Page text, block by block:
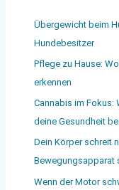
Übergewicht beim
Hundebesitzer
Pflege zu Hause:
erkennen
Cannabis im Fokus:
deine Gesundheit
Dein Körper schreit
Bewegungsapparat
Wenn der Motor